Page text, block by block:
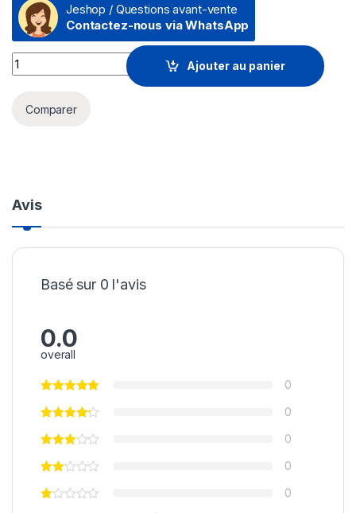
Jeshop / Questions avant-vente
Contactez-nous via WhatsApp
Prix Enceinte Portable Bluetooth Harman Kardon Luna - Gray
Ajouter au panier
Comparer
Avis
Basé sur 0 l'avis
0.0
overall
0
0
0
0
0